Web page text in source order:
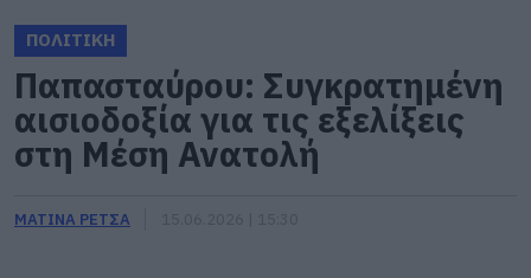
ΠΟΛΙΤΙΚΗ
Παπασταύρου: Συγκρατημένη
αισιοδοξία για τις εξελίξεις
στη Μέση Ανατολή
ΜΑΤΙΝΑ ΡΕΤΣΑ